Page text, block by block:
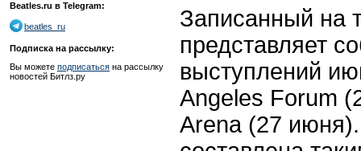
Beatles.ru в Telegram:
beatles_ru
Подписка на рассылку:
Вы можете подписаться на рассылку
новостей Битлз.ру
Записанный на
представляет
выступлений
Angeles Forum
Arena (27